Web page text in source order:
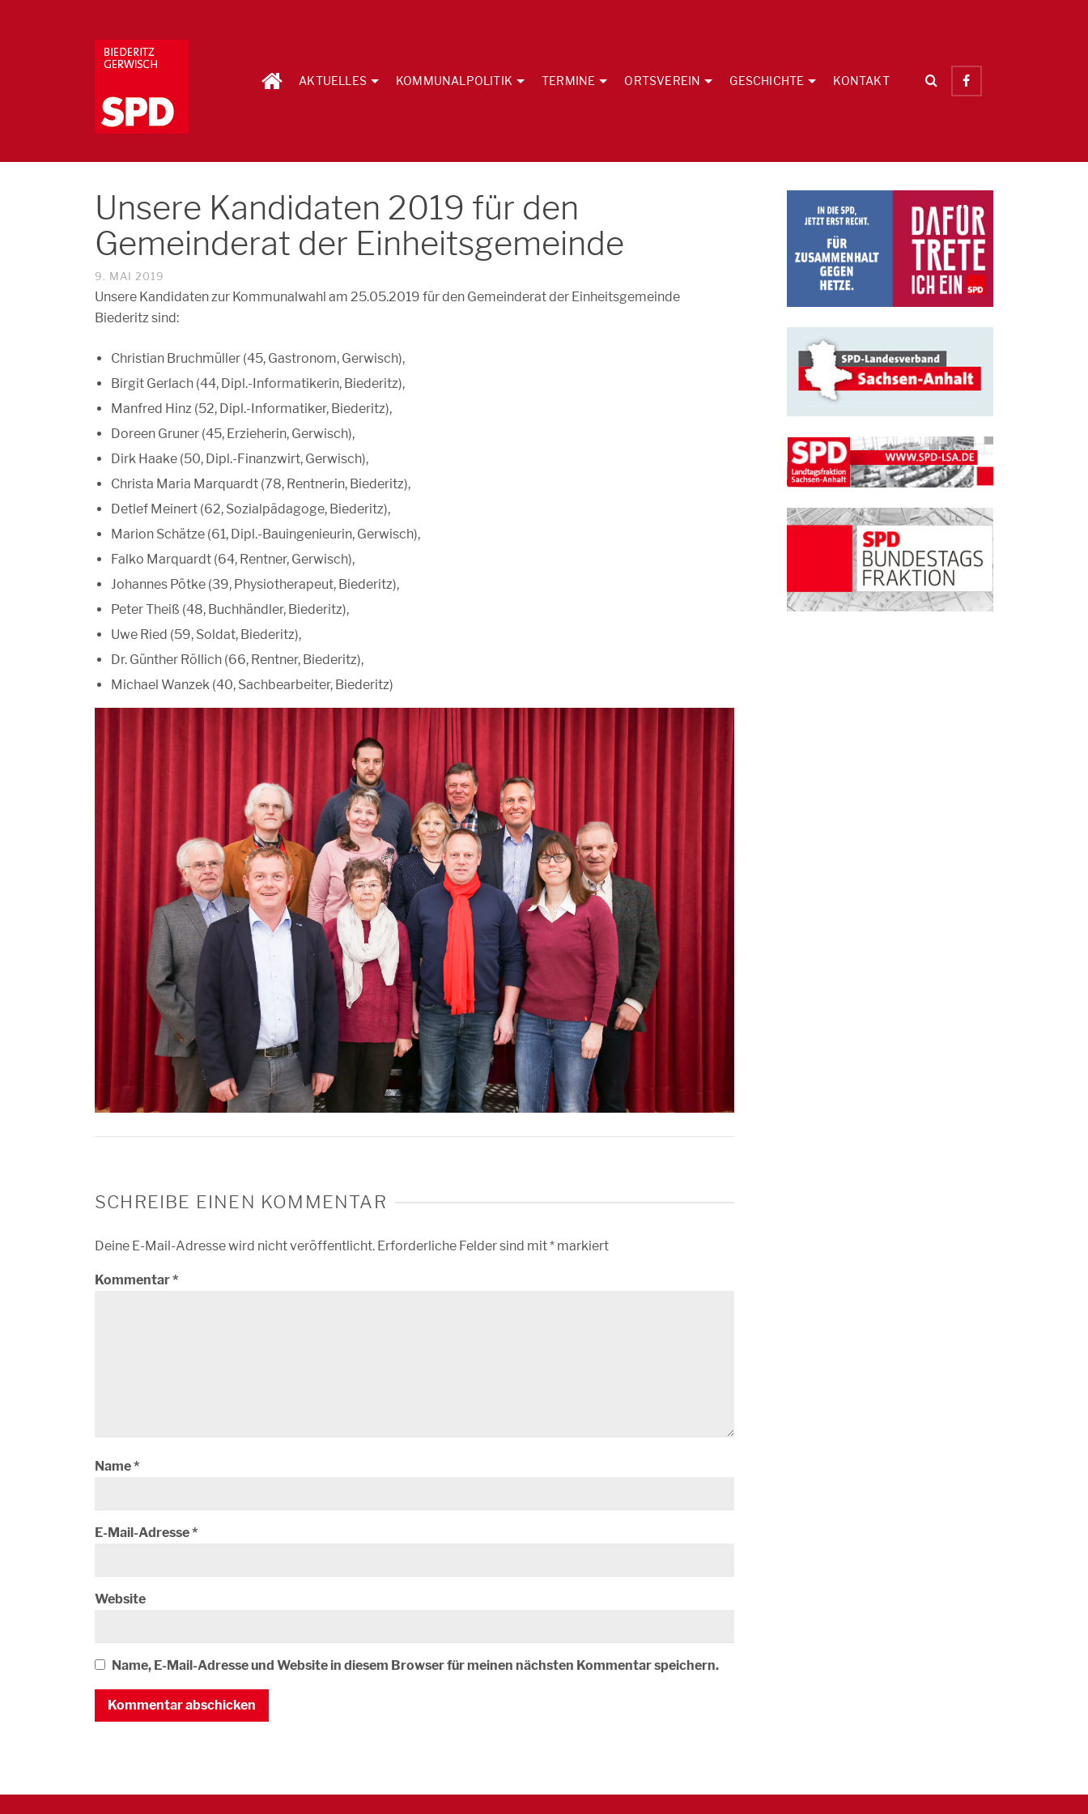
AKTUELLES KOMMUNALPOLITIK TERMINE ORTSVEREIN GESCHICHTE KONTAKT
Unsere Kandidaten 2019 für den
Gemeinderat der Einheitsgemeinde
9. MAI 2019
Unsere Kandidaten zur Kommunalwahl am 25.05.2019 für den Gemeinderat der Einheitsgemeinde
Biederitz sind:
Christian Bruchmüller (45, Gastronom, Gerwisch),
Birgit Gerlach (44, Dipl.-Informatikerin, Biederitz),
Manfred Hinz (52, Dipl.-Informatiker, Biederitz),
Doreen Gruner (45, Erzieherin, Gerwisch),
Dirk Haake (50, Dipl.-Finanzwirt, Gerwisch),
Christa Maria Marquardt (78, Rentnerin, Biederitz),
Detlef Meinert (62, Sozialpädagoge, Biederitz),
Marion Schätze (61, Dipl.-Bauingenieurin, Gerwisch),
Falko Marquardt (64, Rentner, Gerwisch),
Johannes Pötke (39, Physiotherapeut, Biederitz),
Peter Theiß (48, Buchhändler, Biederitz),
Uwe Ried (59, Soldat, Biederitz),
Dr. Günther Röllich (66, Rentner, Biederitz),
Michael Wanzek (40, Sachbearbeiter, Biederitz)
SCHREIBE EINEN KOMMENTAR
Deine E-Mail-Adresse wird nicht veröffentlicht. Erforderliche Felder sind mit* markiert
Kommentar*
Name*
E-Mail-Adresse*
Website
Name, E-Mail-Adresse und Website in diesem Browser für meinen nächsten Kommentar speichern.